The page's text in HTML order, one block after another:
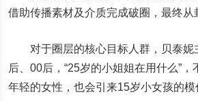
借助传播素材及介质完成破圈，最终从
对于圈层的核心目标人群，贝泰妮
后、00后，“25岁的小姐姐在用什么”
年轻的女性，也会引来15岁小女孩的模